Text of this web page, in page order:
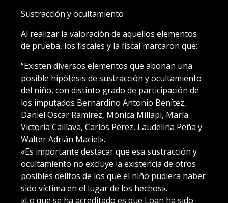
Sustracción y ocultamiento
Al realizar la valoración de aquellos elementos
de prueba, los fiscales y la fiscal marcaron que:
“Existen diversos elementos que abonan una
posible hipótesis de sustracción y ocultamiento
del niño, con distinto grado de participación de
los imputados Bernardino Antonio Benítez,
Daniel Oscar Ramírez, Mónica Millapi, María
Victoria Caillava, Carlos Pérez, Laudelina Peña y
Walter Adrián Maciel».
«Es importante destacar que esa sustracción y
ocultamiento no excluye la existencia de otros
posibles delitos de los que el niño pudiera haber
sido víctima en el lugar de los hechos».
«Lo que se ha acreditado es que Loan ha sido